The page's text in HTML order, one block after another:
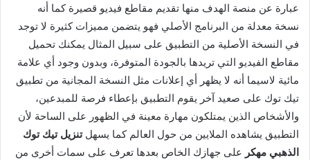
عبارة عن منصة الهدف منها تقديم مقاطع فيديو قصيرة كما أنه
نسخة معدلة من البرنامج الأصلي فهو يتضمن مميزات كثيرة لا توجد
في النسخة الأصلية من التطبيق على سبيل المثال يمكنك تحميل
مقاطع الفيديو التي تريدها بالجودة المتوفرة، وبدون وجود أي علامة
مائية لاسيما أنه لا يظهر أي إعلانات مثل النسخة المجانية من تطبيق
تيك توك على صعيد آخر يقوم التطبيق بإعطاء فرصة للمبدعين،
والأشخاص الذين يمتلكون مهارة معينة في الظهور على الساحة لأن
التطبيق يشاهده الملايين من حول العالم كما يسهلتنزيل تيك توك
الذهبي مهكر على جهازك الخاص بعدها تعرف على سمات أخرى من